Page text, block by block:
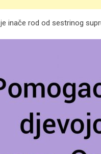
inače rod od sestrinog